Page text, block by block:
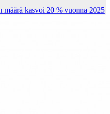
määrä kasvoi 20 % vuonna 2025